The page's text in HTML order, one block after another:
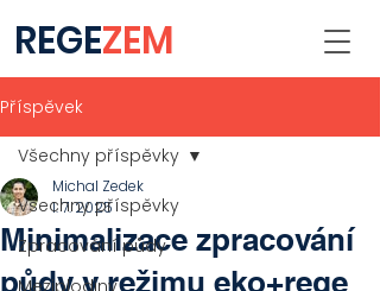
REGEZEM
Příspěvek
Všechny příspěvky
Zpracování půdy
Meziplodiny
Všechny příspěvky
Minimalizace zpracování
půdy v režimu eko+rege
Michal Zedek
1. 7. 2025